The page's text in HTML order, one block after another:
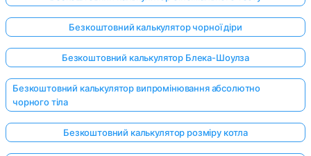
Безкоштовний калькулятор чорної діри
Безкоштовний калькулятор Блека-Шоулза
Безкоштовний калькулятор випромінювання абсолютно
чорного тіла
Безкоштовний калькулятор розміру котла